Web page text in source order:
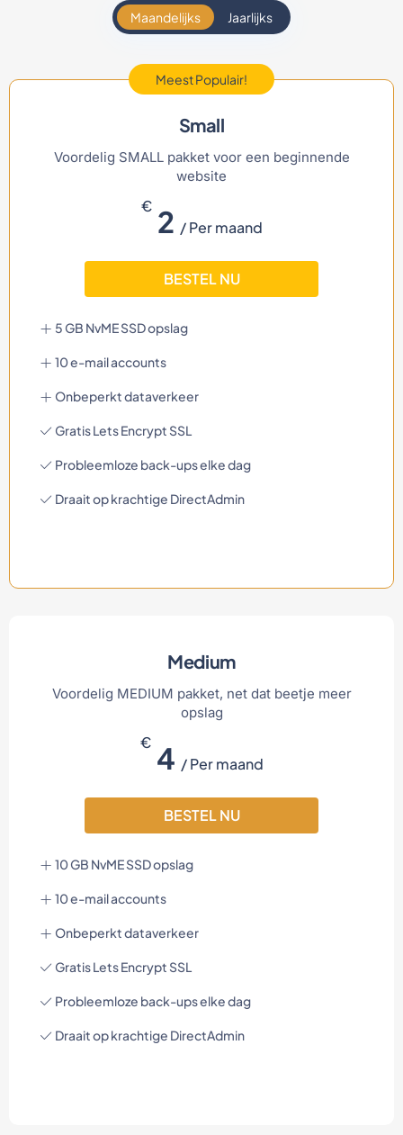
Maandelijks Jaarlijks
Meest Populair!
Small
Voordelig SMALL pakket voor een beginnende
website
€2 / Per maand
BESTEL NU
5 GB NvME SSD opslag
10 e-mail accounts
Onbeperkt dataverkeer
Gratis Lets Encrypt SSL
Probleemloze back-ups elke dag
Draait op krachtige DirectAdmin
Medium
Voordelig MEDIUM pakket, net dat beetje meer
opslag
€4 / Per maand
BESTEL NU
10 GB NvME SSD opslag
10 e-mail accounts
Onbeperkt dataverkeer
Gratis Lets Encrypt SSL
Probleemloze back-ups elke dag
Draait op krachtige DirectAdmin